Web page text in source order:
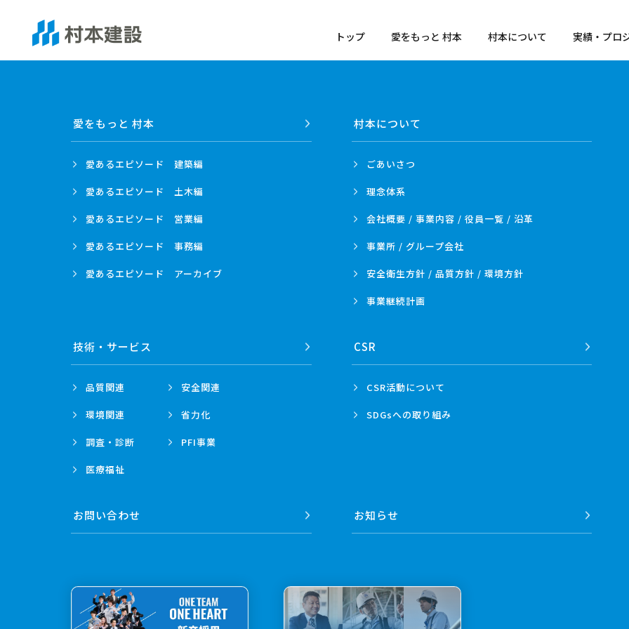
トップ 愛をもっと 村本 村本について 実績・プロ
愛をもっと 村本
愛あるエピソード 建築編
愛あるエピソード 土木編
愛あるエピソード 営業編
愛あるエピソード 事務編
愛あるエピソード アーカイブ
村本について
ごあいさつ
理念体系
会社概要 / 事業内容 / 役員一覧 / 沿革
事業所 / グループ会社
安全衛生方針 / 品質方針 / 環境方針
事業継続計画
技術・ サービス
品質関連 安全関連
環境関連 省力化
調査・診断 PFI事業
医療福祉
CSR
CSR活動について
SDGsへの取り組み
お問い合わせ お知らせ